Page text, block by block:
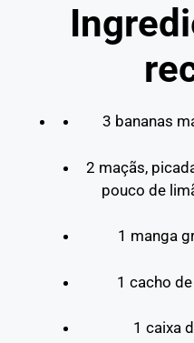
3 bananas
2 maçãs,
pouco de
1 manga
1 cacho
1 caixa